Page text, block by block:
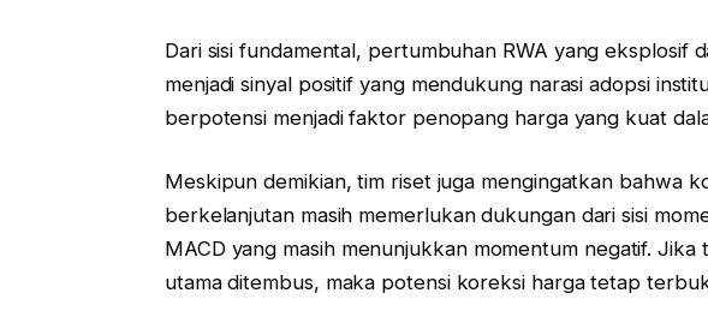
Dari sisi fundamental, pertumbuhan RWA yang eksplosif
menjadi sinyal positif yang mendukung narasi adopsi
berpotensi menjadi faktor penopang harga yang kuat
Meskipun demikian, tim riset juga mengingatkan bahwa
berkelanjutan masih memerlukan dukungan dari sisi
MACD yang masih menunjukkan momentum negatif.
utama ditembus, maka potensi koreksi harga tetap